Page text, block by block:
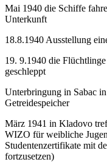
Mai 1940 die Schiffe
Unterkunft
18.8.1940 Ausstellung
19. 9.1940 die
geschleppt
Unterbringung in Sabac
Getreidespeicher
März 1941 in Kladovo
WIZO für weibliche
Studentenzertifikate mit
fortzusetzen)